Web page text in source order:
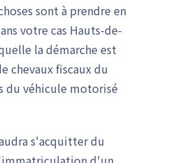
sont à prendre en
votre cas Hauts-de-
la démarche est
chevaux fiscaux du
du véhicule motorisé
s'acquitter du